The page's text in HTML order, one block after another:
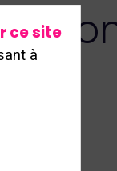
ce site
à